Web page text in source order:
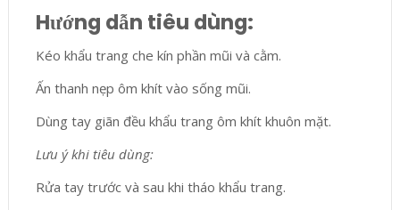
Hướng dẫn tiêu dùng:
Kéo khẩu trang che kín phần mũi và cằm.
Ấn thanh nẹp ôm khít vào sống mũi.
Dùng tay giãn đều khẩu trang ôm khít khuôn mặt.
Lưu ý khi tiêu dùng:
Rửa tay trước và sau khi tháo khẩu trang.